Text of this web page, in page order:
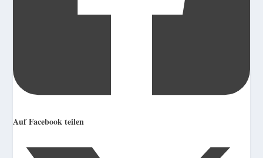
Auf Facebook teilen